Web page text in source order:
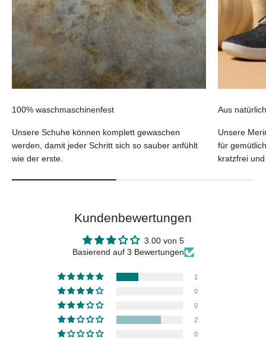
100% waschmaschinenfest
Unsere Schuhe können komplett gewaschen
werden, damit jeder Schritt sich so sauber anfühlt
wie der erste.
Aus
Unsere
für
kratzfrei
Kundenbewertungen
3.00 von 5
Basierend auf 3 Bewertungen
1
0
0
2
0